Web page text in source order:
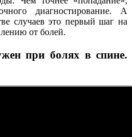
диагностирование. А
случаев это первый шаг на
от болей.
при болях в спине.